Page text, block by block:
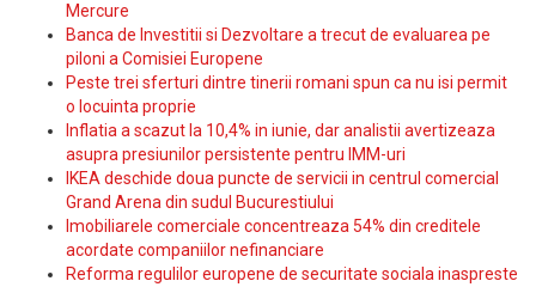
Mercure
Banca de Investitii si Dezvoltare a trecut de evaluarea pe
piloni a Comisiei Europene
Peste trei sferturi dintre tinerii romani spun ca nu isi permit
o locuinta proprie
Inflatia a scazut la 10,4% in iunie, dar analistii avertizeaza
asupra presiunilor persistente pentru IMM-uri
IKEA deschide doua puncte de servicii in centrul comercial
Grand Arena din sudul Bucurestiului
Imobiliarele comerciale concentreaza 54% din creditele
acordate companiilor nefinanciare
Reforma regulilor europene de securitate sociala inaspreste